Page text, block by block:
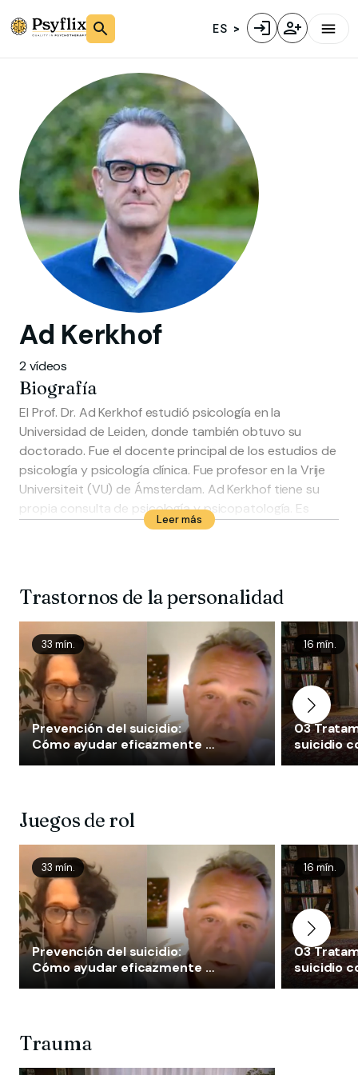
ES
Ad Kerkhof
2 vídeos
Biografía
El Prof. Dr. Ad Kerkhof estudió psicología en la
Universidad de Leiden, donde también obtuvo su
doctorado. Fue el docente principal de los estudios de
psicología y psicología clínica. Fue profesor en la Vrije
Universiteit (VU) de Ámsterdam. Ad Kerkhof tiene su
propia consulta de psicología y psicopatología. Es
(co)autor de varios libros sobre conducta suicida.
Leer más
Trastornos de la personalidad
33 mín.
Prevención del suicidio:
Cómo ayudar eficazmente a
los pacientes suicidas
16 mín.
03
suicidio
Juegos de rol
33 mín.
Prevención del suicidio:
Cómo ayudar eficazmente a
los pacientes suicidas
16 mín.
03
suicidio
Trauma